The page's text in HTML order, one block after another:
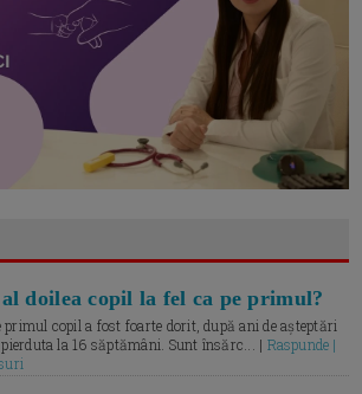
doilea copil la fel ca pe primul?
primul copil a fost foarte dorit, după ani de așteptări
la 16 săptămâni. Sunt însărc... | Raspunde |